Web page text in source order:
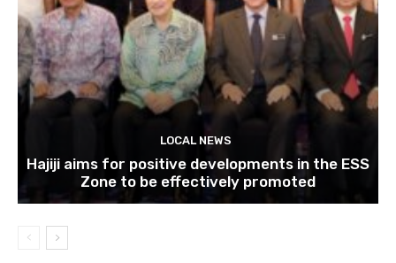
LOCAL NEWS
Hajiji aims for positive developments in the ESS
Zone to be effectively promoted